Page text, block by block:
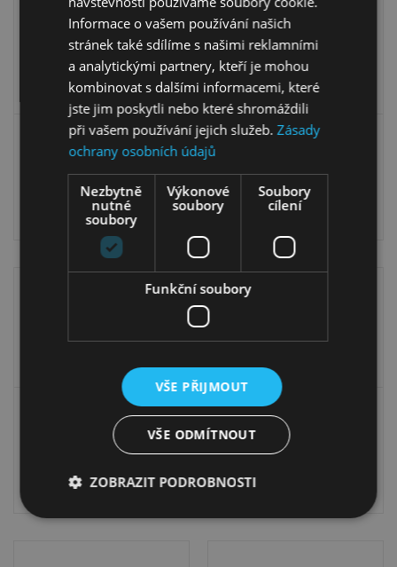
Vitrína Lucas 10 L/R
5 999,00Kč
4 859,00Kč
Vitrína Lucas 12
6 899,00
5 999,00
Vitrína Lucas 15
4 499,00Kč
Regál Lucas 16
8 199,00
Informace o vašem používání našich
stránek také sdílíme s našimi reklamními
a analytickými partnery, kteří je mohou
kombinovat s dalšími informacemi, které
jste jim poskytli nebo které shromáždili
při vašem používání jejich služeb.Zásady
ochrany osobních údajů
Nezbytně
nutné
soubory
Výkonové
soubory
Soubory
cílení
Funkční soubory
VŠE PŘIJMOUT
VŠE ODMÍTNOUT
ZOBRAZIT PODROBNOSTI